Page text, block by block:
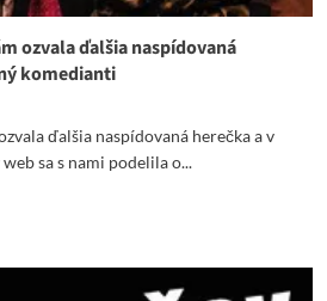
ozvala ďalšia naspídovaná
komedianti
ďalšia naspídovaná herečka a v
sa s nami podelila o...